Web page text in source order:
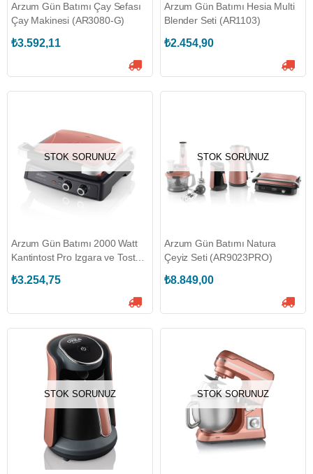
Arzum Gün Batımı Çay Sefası
Çay Makinesi (AR3080-G)
₺3.592,11
Arzum Gün Batımı Hesia Multi
Blender Seti (AR1103)
₺2.454,90
STOK SORUNUZ
Arzum Gün Batımı 2000 Watt
Kantintost Pro Izgara ve Tost
₺3.254,75
STOK SORUNUZ
Arzum Gün Batımı Natura
Çeyiz Seti (AR9023PRO)
₺8.849,00
STOK SORUNUZ STOK SORUNUZ